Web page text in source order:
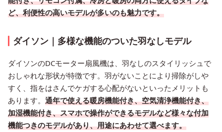
ど、利便性の高いモデルが多いのも魅力です。
ダイソン｜多様な機能のついた羽なしモデル
ダイソンのDCモーター扇風機は、羽なしのスタイリッシュで
おしゃれな形状が特徴です。羽がないことにより掃除がしや
すく、指をはさんでケガする心配がないといったメリットも
あります。 通年で使える暖房機能付き、空気清浄機能付き、
加湿機能付き、スマホで操作ができるモデルなど様々な付加
機能つきのモデルがあり、用途にあわせて選べます。